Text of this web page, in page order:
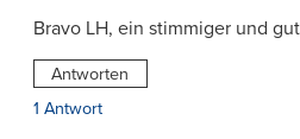
Bravo LH, ein stimmiger und
Antworten
1 Antwort